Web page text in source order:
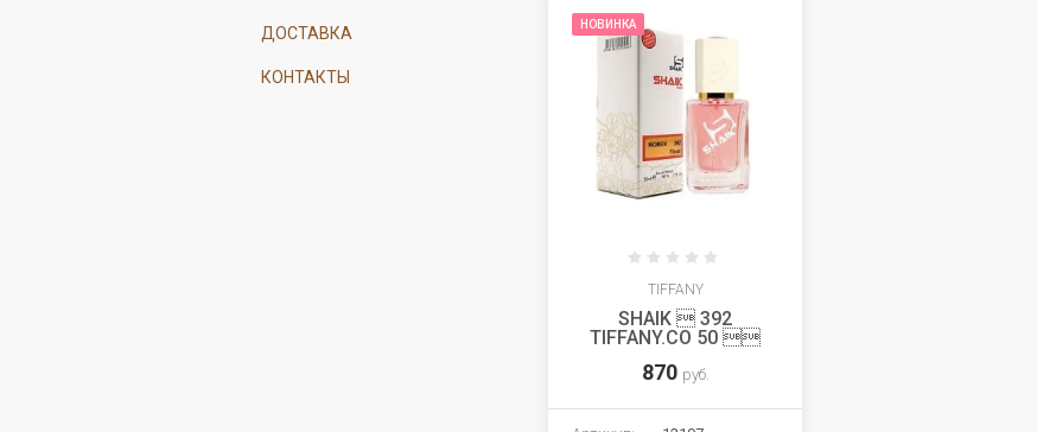
ДОСТАВКА
КОНТАКТЫ
НОВИНКА
TIFFANY
SHAIK  392
TIFFANY.CO 50 
870 руб.